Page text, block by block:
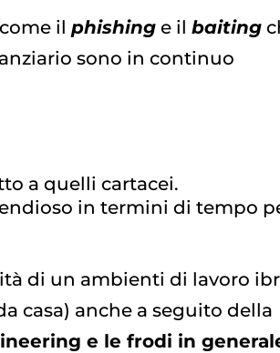
ilphishing e ilbaiting
sono in continuo
a quelli cartacei.
in termini di tempo
di un ambienti di lavoro
casa) anche a seguito della
e le frodi in